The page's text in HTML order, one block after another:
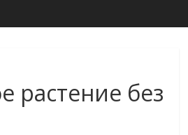
растение без